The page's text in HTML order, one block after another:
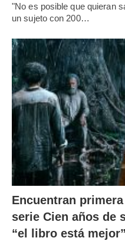
"No es posible que quieran
un sujeto con 200…
Encuentran
serie Cien años de
“el libro está mejor”